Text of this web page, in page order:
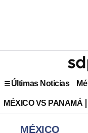
Últimas Noticias
MÉXICO VS PANAMÁ
MÉXICO